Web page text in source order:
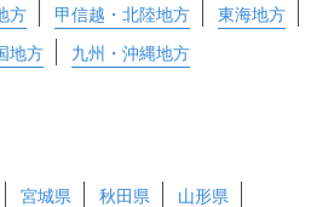
方 甲信越・北陸地方
東海地方
地方 九州・沖縄地方
宮城県 秋田県
山形県